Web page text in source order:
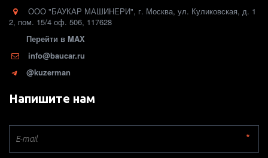
ООО "БАУКАР МАШИНЕРИ", г. Москва, ул. Куликовская, д. 1
2, пом. 15/4 оф. 506, 117628
Перейти в MAX
info@baucar.ru
@kuzerman
Напишите нам
*